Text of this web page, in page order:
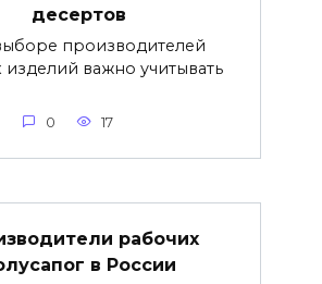
десертов
производителей
изделий важно учитывать
0 17
рабочих
в России